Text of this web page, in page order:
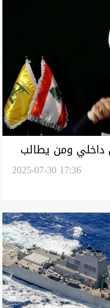
ومن يطالب
2025-07-30 17:36